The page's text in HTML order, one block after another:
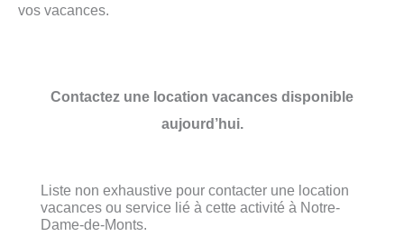
vos vacances.
Contactez une location vacances disponible
aujourd’hui.
Liste non exhaustive pour contacter une location
vacances ou service lié à cette activité à Notre-
Dame-de-Monts.